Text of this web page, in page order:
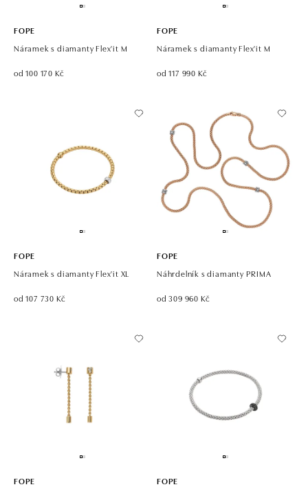
FOPE
Náramek s diamanty Flex'it M
od 100 170 Kč
FOPE
Náramek s diamanty Flex'it M
od 117 990 Kč
FOPE
Náramek s diamanty Flex'it XL
od 107 730 Kč
FOPE
Náhrdelník s diamanty PRIMA
od 309 960 Kč
FOPE
FOPE